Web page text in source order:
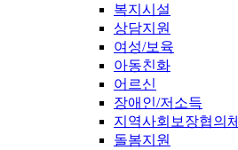
복지시설
상담지원
여성/보육
아동친화
어르신
장애인/저소득
지역사회보장협의체
돌봄지원